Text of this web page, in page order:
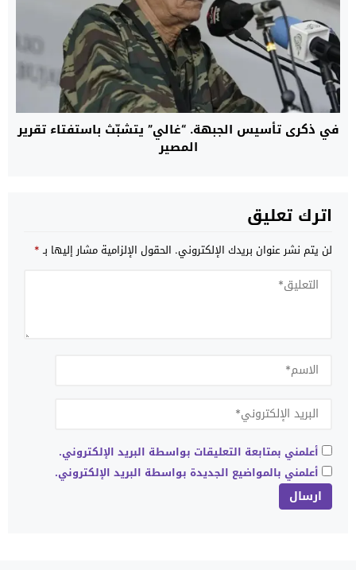
في ذكرى تأسيس الجبهة. “غالي” يتشبّث باستفتاء تقرير
المصير
اترك تعليق
لن يتم نشر عنوان بريدك الإلكتروني. الحقول الإلزامية مشار إليها بـ*
أعلمني بمتابعة التعليقات بواسطة البريد الإلكتروني.
أعلمني بالمواضيع الجديدة بواسطة البريد الإلكتروني.